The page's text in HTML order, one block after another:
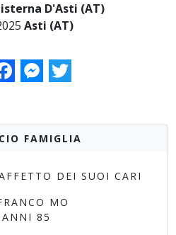
D'Asti (AT)
Asti (AT)
FacebookMessenger
Twitter
FAMIGLIA
DEI SUOI CARI
MO
85